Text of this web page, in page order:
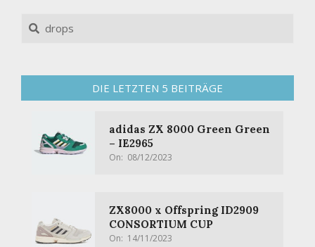
Search
DIE LETZTEN 5 BEITRÄGE
adidas ZX 8000 Green Green
– IE2965
On: 08/12/2023
ZX8000 x Offspring ID2909
CONSORTIUM CUP
On: 14/11/2023